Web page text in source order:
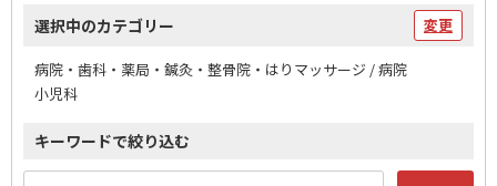
選択中のカテゴリー 変更
病院・歯科・薬局・鍼灸・整骨院・はりマッサージ / 病院
小児科
キーワードで絞り込む